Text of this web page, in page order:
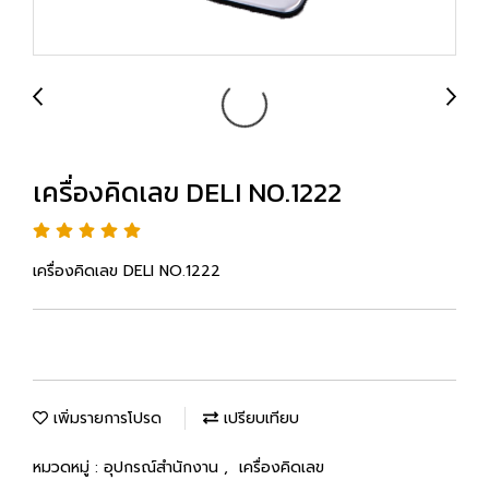
เครื่องคิดเลข DELI NO.1222
เครื่องคิดเลข DELI NO.1222
เพิ่มรายการโปรด เปรียบเทียบ
หมวดหมู่ : อุปกรณ์สำนักงาน , เครื่องคิดเลข